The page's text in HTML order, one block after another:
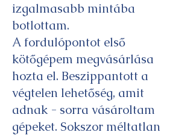
izgalmasabb mintába
botlottam.
A fordulópontot első
kötőgépem megvásárlása
hozta el. Beszippantott a
végtelen lehetőség, amit
adnak - sorra vásároltam
gépeket. Sokszor méltatlan